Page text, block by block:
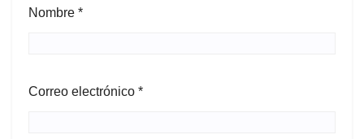
Nombre *
Correo electrónico *